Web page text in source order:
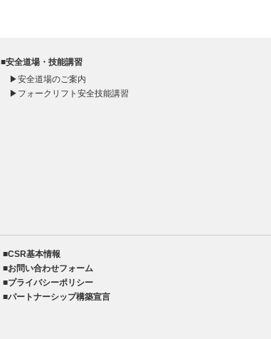
■安全道場・技能講習
▶安全道場のご案内
▶ フォークリフト安全技能講習
■CSR基本情報
■お問い合わせフォーム
■プライバシーポリシー
■パートナーシップ構築宣言